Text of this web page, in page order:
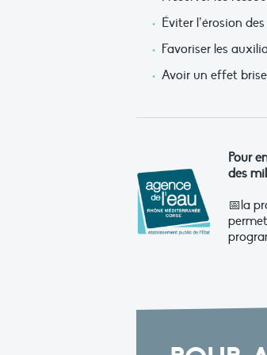
Éviter l’érosion
Favoriser les
Avoir un effet
Pour
des
📅la